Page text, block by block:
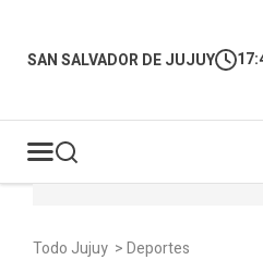
SAN SALVADOR DE JUJUY
Todo Jujuy >Deportes